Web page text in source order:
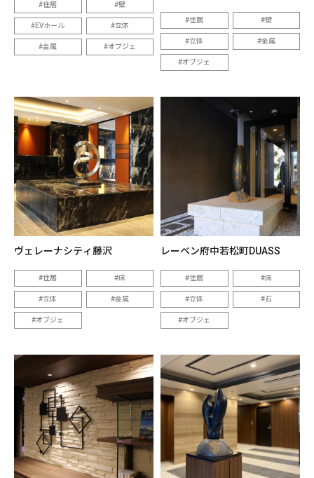
住居 壁
EVホール 立体
金属 オブジェ
住居 壁
立体 金属
オブジェ
ヴェレーナシティ藤沢
住居 床
立体 金属
オブジェ
レーベン府中若松町DUASS
住居 床
立体 石
オブジェ